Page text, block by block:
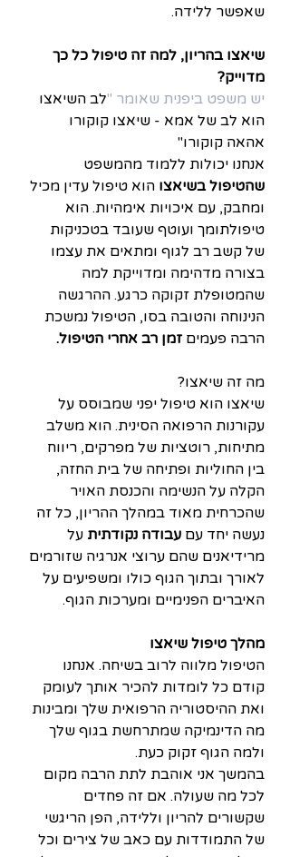
שאפשר ללידה.
שיאצו בהריון, למה זה טיפול כל כך
מדוייק?
יש משפט ביפנית שאומר "לב השיאצו
הוא לב של אמא - שיאצו קוקורו
אהאה קוקורו"
אנחנו יכולות ללמוד מהמשפט
שהטיפול בשיאצו הוא טיפול עדין מכיל
ומחבק, עם איכויות אימהיות. הוא
טיפולתומך ועוטף שעובד בטכניקות
של קשב רב לגוף ומתאים את עצמו
בצורה מדהימה ומדוייקת למה
שהמטופלת זקוקה כרגע. ההרגשה
הנינוחה והטובה בסו, הטיפול נמשכת
הרבה פעמים זמן רב אחרי הטיפול.
מה זה שיאצו?
שיאצו הוא טיפול יפני שמבוסס על
עקורנות הרפואה הסינית. הוא משלב
מתיחות, רוטציות של מפרקים, ריווח
בין החוליות ופתיחה של בית החזה,
הקלה על הנשימה והכנסת האויר
שהכרחית מאוד במהלך ההריון, כל זה
נעשה יחד עם עבודה נקודתית על
מרידיאנים שהם ערוצי אנרגיה שזורמים
לאורך ובתוך הגוף כולו ומשפיעים על
האיברים הפנימיים ומערכות הגוף.
מהלך טיפול שיאצו
הטיפול מלווה לרוב בשיחה. אנחנו
קודם כל לומדות להכיר אותך לעומק
ואת ההיסטוריה הרפואית שלך ומבינות
מה הדינמיקה שמתרחשת בגוף שלך
ולמה הגוף זקוק כעת.
בהמשך אני אוהבת לתת הרבה מקום
לכל מה שעולה. אם זה פחדים
שקשורים להריון וללידה, הפן הריגשי
של התמודדות עם כאב של צירים וכל